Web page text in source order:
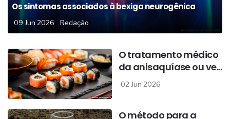
Os sintomas associados à bexiga neurogênica
09 Jun 2026 Redação
O tratamento médico
da anisaquíase ou ve...
02 Jun 2026
O método para a